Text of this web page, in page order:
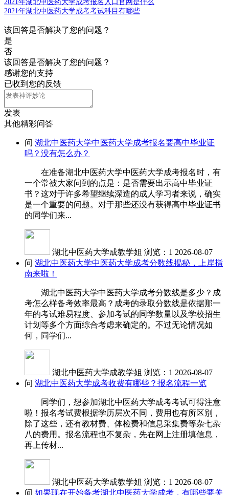
2021年湖北中医药大学成考报名入口官网是什么
2021年湖北中医药大学成考考试科目有哪些
该回答是否解决了您的问题？
是
否
该回答是否解决了您的问题？
感谢您的支持
已收到您的反馈
发表
其他精彩问答
问 湖北中医药大学中医药大学成考报名要高中毕业证
吗？没有怎么办？
在准备湖北中医药大学中医药大学成考报名时，有
一个常被大家问到的点是：是否需要出示高中毕业证
书？这对于许多希望继续深造的成人学习者来说，确实
是一个重要的问题。对于那些还没有获得高中毕业证书
的同学们来...
湖北中医药大学成教学姐 浏览：1 2026-08-07
问 湖北中医药大学中医药大学成考分数线揭秘，上岸指
南来啦！
湖北中医药大学中医药大学成考分数线是多少？成
考怎么样备考效率最高？成考的录取分数线是依据那一
年的考试难易程度、参加考试的同学数量以及学校招生
计划等多个方面综合考虑来确定的。不过无论情况如
何，同学们...
湖北中医药大学成教学姐 浏览：1 2026-08-07
问 湖北中医药大学成考收费有哪些？报名流程一览
同学们，想参加湖北中医药大学成考考试可得注意
啦！报名考试费根据学历层次不同，费用也有所区别，
除了这些，还有教材费、体检费和信息采集费等杂七杂
八的费用。报名流程也不复杂，先在网上注册填信息，
再上传材...
湖北中医药大学成教学姐 浏览：1 2026-08-07
问 如果现在开始备考湖北中医药大学成考，有哪些要关